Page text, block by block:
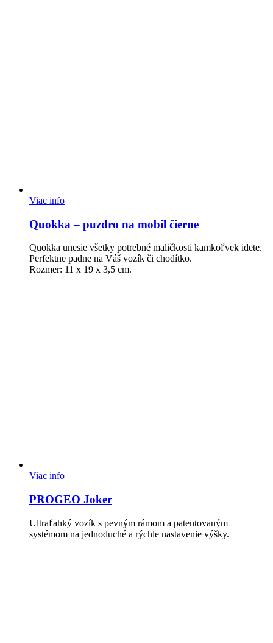
Viac info
Quokka – puzdro na mobil čierne
Quokka unesie všetky potrebné maličkosti kamkoľvek idete.
Perfektne padne na Váš vozík či chodítko.
Rozmer: 11 x 19 x 3,5 cm.
Viac info
PROGEO Joker
Ultraľahký vozík s pevným rámom a patentovaným
systémom na jednoduché a rýchle nastavenie výšky.